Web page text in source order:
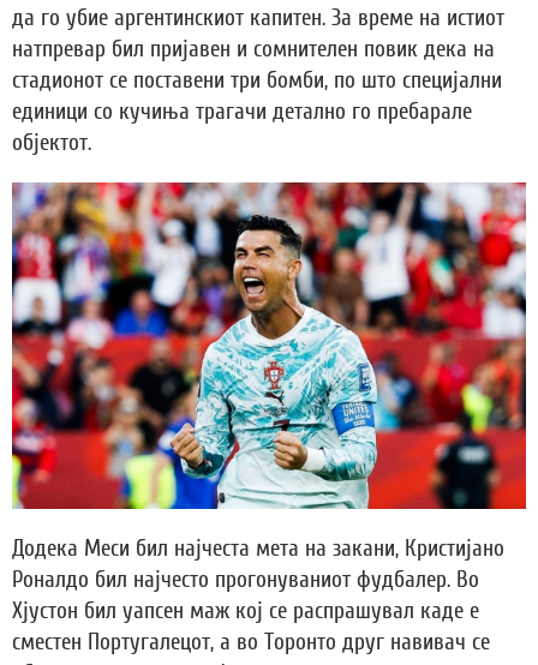
да го убие аргентинскиот капитен. За време на истиот
натпревар бил пријавен и сомнителен повик дека на
стадионот се поставени три бомби, по што специјални
единици со кучиња трагачи детално го пребарале
објектот.
Додека Меси бил најчеста мета на закани, Кристијано
Роналдо бил најчесто прогонуваниот фудбалер. Во
Хјустон бил уапсен маж кој се распрашувал каде е
сместен Португалецот, а во Торонто друг навивач се